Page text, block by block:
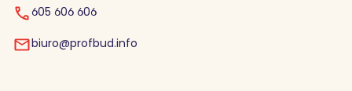
605 606 606
biuro@profbud.info